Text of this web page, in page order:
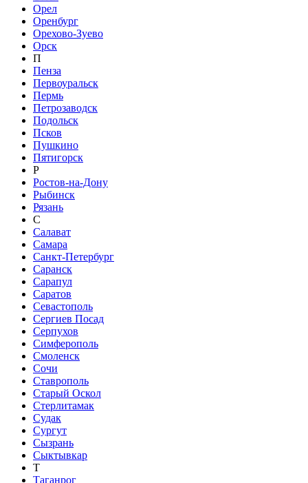
Орел
Оренбург
Орехово-Зуево
Орск
П
Пенза
Первоуральск
Пермь
Петрозаводск
Подольск
Псков
Пушкино
Пятигорск
Р
Ростов-на-Дону
Рыбинск
Рязань
С
Салават
Самара
Санкт-Петербург
Саранск
Сарапул
Саратов
Севастополь
Сергиев Посад
Серпухов
Симферополь
Смоленск
Сочи
Ставрополь
Старый Оскол
Стерлитамак
Судак
Сургут
Сызрань
Сыктывкар
Т
Таганрог